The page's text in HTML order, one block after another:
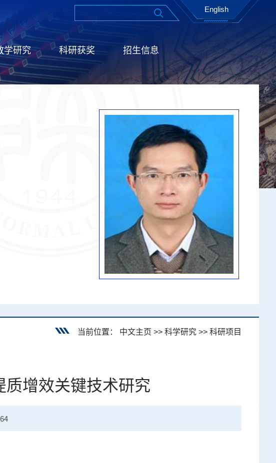
English
学研究 科研获奖 招生信息
当前位置： 中文主页 >>科学研究 >>科研项目
增效关键技术研究